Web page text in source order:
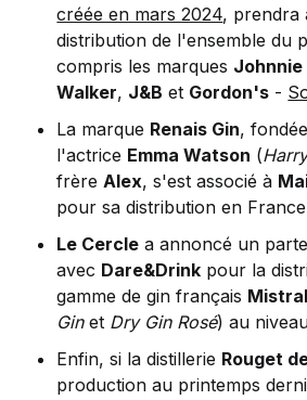
créée en mars 2024, prendra
distribution de l'ensemble du
compris les marques Johnnie
Walker, J&B et Gordon's -
La marque Renais Gin,
l'actrice Emma Watson (
frère Alex, s'est associé à
pour sa distribution en
Le Cercle a annoncé un
avec Dare&Drink pour la
gamme de gin français
Ginet Dry Gin Rosé) au
Enfin, si la distillerie Rouget
production au printemps